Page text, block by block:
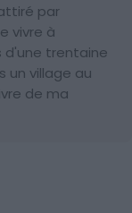
par
vivre à
d'une trentaine
un village au
de ma